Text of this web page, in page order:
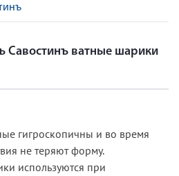
Савостинъ ватные шарики
гигроскопичны и во время
не теряют форму.
используются при